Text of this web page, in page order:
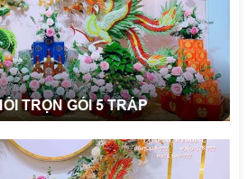
TRỌN GÓI 5 TRÁP